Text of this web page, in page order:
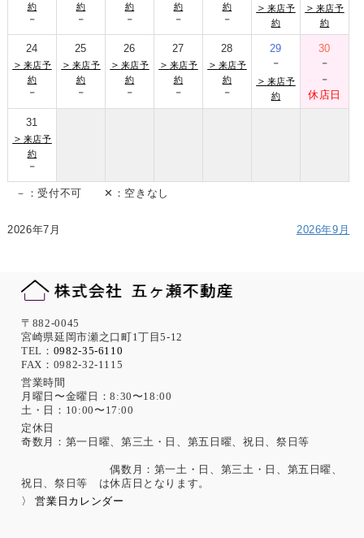
約
-
約
-
約
-
約
-
約
-
＞ 来店予
約
＞ 来店予
約
24
＞ 来店予
約
-
25
＞ 来店予
約
-
26
＞ 来店予
約
-
27
＞ 来店予
約
-
28
＞ 来店予
約
-
29
-
＞ 来店予
約
30
-
-
休店日
31
＞ 来店予
約
-
－：受付不可 ✕：空きなし
2026年7月 2026年9月
〒882-0045
宮崎県延岡市瀬之口町1丁目5-12
TEL： 0982-35-6110
FAX：0982-32-1115
営業時間
月曜日〜金曜日：8:30〜18:00
土・日：10:00〜17:00
定休日
奇数月：第一日曜、第三土・日、第五日曜、祝日、祭日等
偶数月：第一土・日、第三土・日、第五日曜、
祝日、祭日等 は休店日となります。
〉 営業日カレンダー